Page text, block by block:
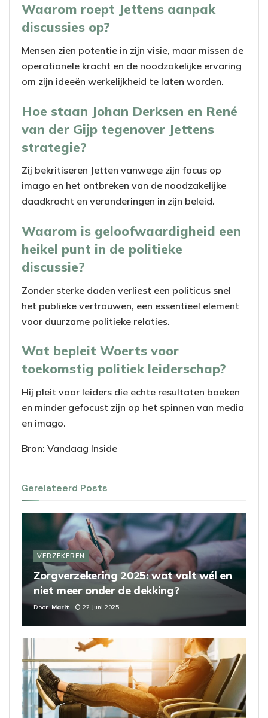
Waarom roept Jettens aanpak
discussies op?
Mensen zien potentie in zijn visie, maar missen de
operationele kracht en de noodzakelijke ervaring
om zijn ideeën werkelijkheid te laten worden.
Hoe staan Johan Derksen en René
van der Gijp tegenover Jettens
strategie?
Zij bekritiseren Jetten vanwege zijn focus op
imago en het ontbreken van de noodzakelijke
daadkracht en veranderingen in zijn beleid.
Waarom is geloofwaardigheid een
heikel punt in de politieke
discussie?
Zonder sterke daden verliest een politicus snel
het publieke vertrouwen, een essentieel element
voor duurzame politieke relaties.
Wat bepleit Woerts voor
toekomstig politiek leiderschap?
Hij pleit voor leiders die echte resultaten boeken
en minder gefocust zijn op het spinnen van media
en imago.
Bron: Vandaag Inside
Gerelateerd Posts
VERZEKEREN
Zorgverzekering 2025: wat valt wél en
niet meer onder de dekking?
Door Marit 22 Juni 2025